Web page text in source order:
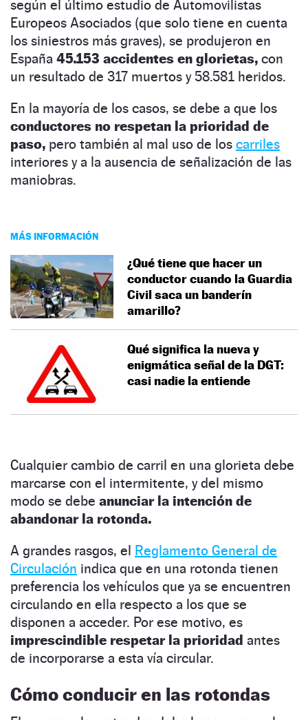
según el último estudio de Automovilistas
Europeos Asociados (que solo tiene en cuenta
los siniestros más graves), se produjeron en
España 45.153 accidentes en glorietas, con
un resultado de 317 muertos y 58.581 heridos.
En la mayoría de los casos, se debe a que los
conductores no respetan la prioridad de
paso, pero también al mal uso de los carriles
interiores y a la ausencia de señalización de las
maniobras.
MÁS INFORMACIÓN
¿Qué tiene que hacer un
conductor cuando la Guardia
Civil saca un banderín
amarillo?
Qué significa la nueva y
enigmática señal de la DGT:
casi nadie la entiende
Cualquier cambio de carril en una glorieta debe
marcarse con el intermitente, y del mismo
modo se debe anunciar la intención de
abandonar la rotonda.
A grandes rasgos, el Reglamento General de
Circulación indica que en una rotonda tienen
preferencia los vehículos que ya se encuentren
circulando en ella respecto a los que se
disponen a acceder. Por ese motivo, es
imprescindible respetar la prioridad antes
de incorporarse a esta vía circular.
Cómo conducir en las rotondas